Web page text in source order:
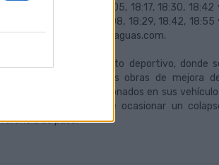
al partido a las 18:05, 18:17, 18:30, 18:42
parte a las 18:08, 18:29, 18:42, 18:55
líneade la página web guaguas.com.
asistencia a este evento deportivo, donde
coincide con las obras de mejora
concentración de aficionados en sus
laboral puede ocasionar un
de paso.